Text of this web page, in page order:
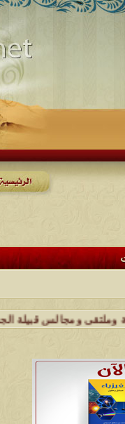
قبيلة الجميل